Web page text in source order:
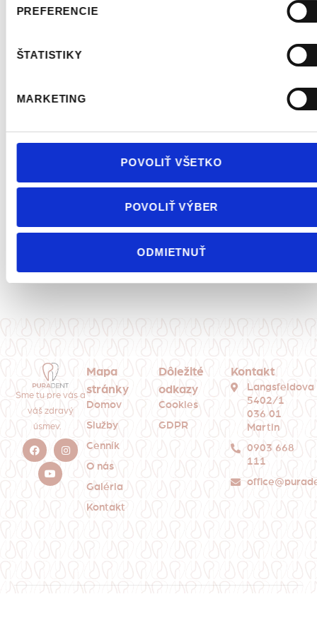
PREFERENCIE
ŠTATISTIKY
MARKETING
POVOLIŤ VŠETKO
POVOLIŤ VÝBER
ODMIETNUŤ
bruxizmu (škrípaniu zubov).
pomoci kotvenia o susedný zub
hrbolčekov podľa rozsahu defektu, prípadne spevňuje zub po
fazeta – estetická „škrupinka“, ktorá prekrýva prednú stenu
dôvodov, ako je zmena tvaru, odtieňa či rozsiahlych výplní na
predných zuboch
ktorí nechcú/nemôžu využiť riešenie implantátmi
čiastočne snímateľná náhrada – nahrádza viaceré chýbajúce
zuby u pacientov, ktorí nechcú/nemôžu využiť riešenie
Sme tu pre vás a
váš zdravý
úsmev.
Mapa
stránky
Domov
Služby
Cenník
O nás
Galéria
Kontakt
Dôležité
odkazy
Cookies
GDPR
Kontakt
Langsfeldova
5402/1
036 01
Martin
0903 668
111